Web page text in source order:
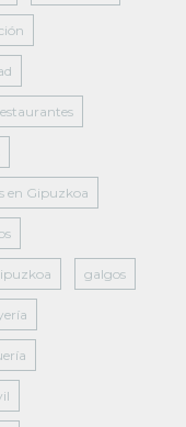
en Gipuzkoa
galgos